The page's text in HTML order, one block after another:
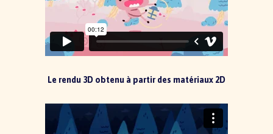
Le rendu 3D obtenu à partir des matériaux 2D